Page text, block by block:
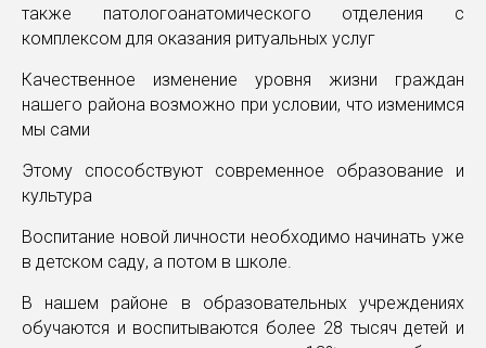
также патологоанатомического отделения с
комплексом для оказания ритуальных услуг
Качественное изменение уровня жизни граждан
нашего района возможно при условии, что изменимся
мы сами
Этому способствуют современное образование и
культура
Воспитание новой личности необходимо начинать уже
в детском саду, а потом в школе.
В нашем районе в образовательных учреждениях
обучаются и воспитываются более 28 тысяч детей и